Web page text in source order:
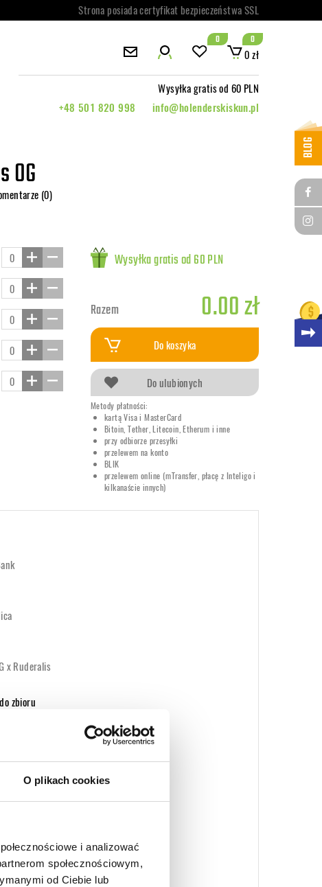
O plikach cookies
i analizować
społecznościowym,
od Ciebie lub
Strona posiada certyfikat bezpieczeństwa SSL
0
0 zł
0
Wysyłka gratis od 60 PLN
+48 501 820 998 info@holenderskiskun.pl
BLOG
OG (0)
Wysyłka gratis od 60 PLN
Razem 0.00 zł
Do koszyka
Do ulubionych
Metody płatności:
kartą Visa i MasterCard
Bitoin, Tether, Litecoin, Etherum i inne
przy odbiorze przesyłki
przelewem na konto
BLIK
przelewem online (mTransfer, płacę z Inteligo i
kilkanaście innych)
x Ruderalis
zbioru